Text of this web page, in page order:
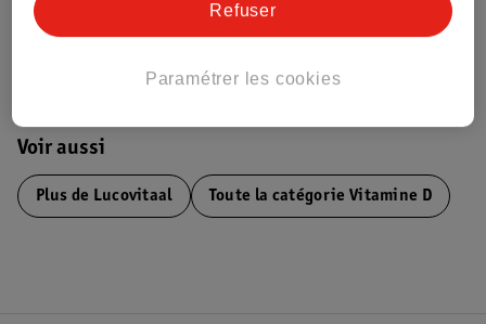
Informations sur la commande et la livraison
Voir aussi
Plus de Lucovitaal Toute la catégorie Vitamine D
Paramétrer les cookies
Refuser